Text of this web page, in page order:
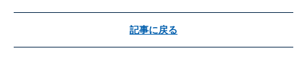
記事に戻る